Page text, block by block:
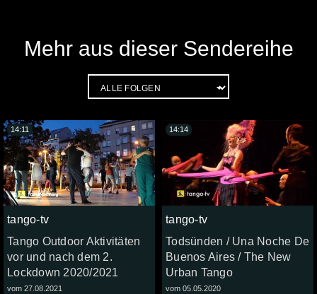
Mehr aus dieser Sendereihe
tango-tv
Tango Outdoor Aktivitäten
vor und nach dem 2.
Lockdown 2020/2021
vom 27.08.2021
14:11
tango-tv
Todsünden / Una Noche De
Buenos Aires / The New
Urban Tango
vom 05.05.2020
14:14